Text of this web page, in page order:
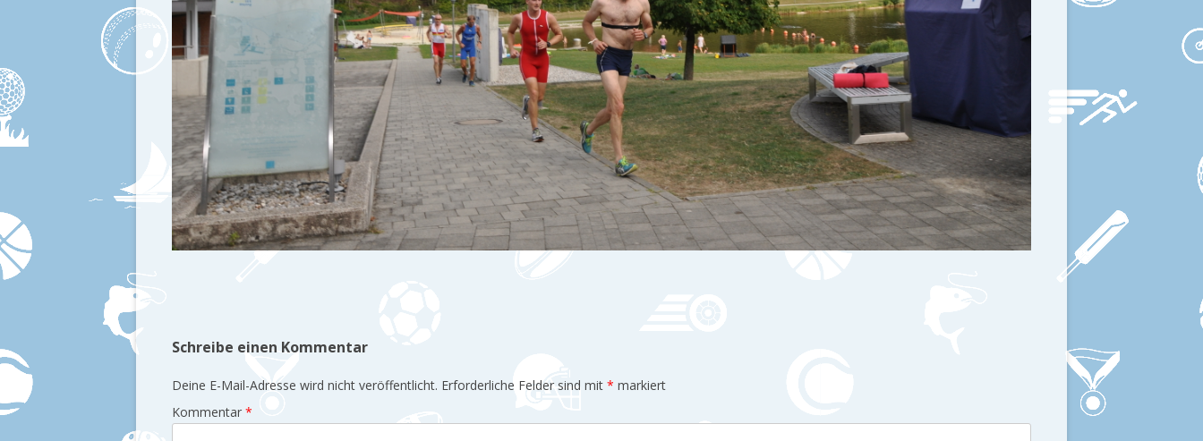
Schreibe einen Kommentar
Deine E-Mail-Adresse wird nicht veröffentlicht. Erforderliche Felder sind mit * markiert
Kommentar *